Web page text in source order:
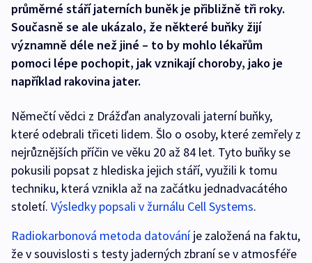
průměrné stáří jaterních buněk je přibližně tři roky.
Současně se ale ukázalo, že některé buňky žijí
významně déle než jiné – to by mohlo lékařům
pomoci lépe pochopit, jak vznikají choroby, jako je
například rakovina jater.
Němečtí vědci z Drážďan analyzovali jaterní buňky,
které odebrali třiceti lidem. Šlo o osoby, které zemřely z
nejrůznějších příčin ve věku 20 až 84 let. Tyto buňky se
pokusili popsat z hlediska jejich stáří, využili k tomu
techniku, která vznikla až na začátku jednadvacátého
století. Výsledky popsali v žurnálu Cell Systems.
Radiokarbonová metoda datováníje založená na faktu,
že v souvislosti s testy jaderných zbraní se v atmosféře